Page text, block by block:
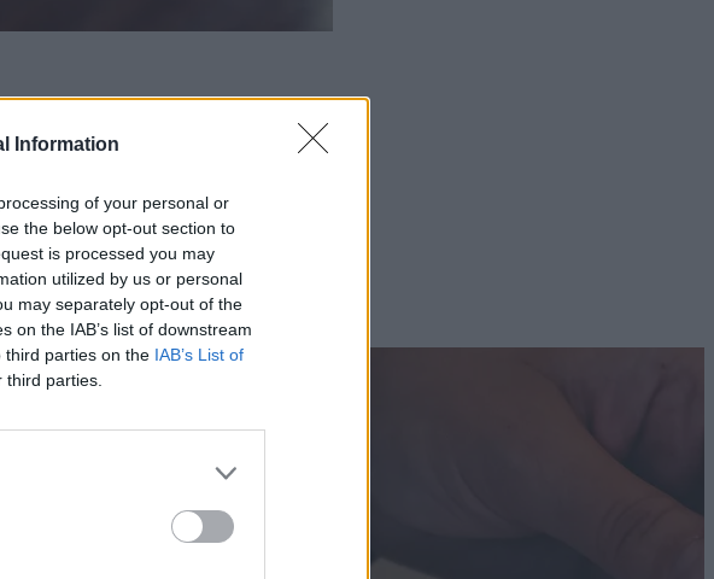
Information
of your personal or
the below opt-out section to
is processed you may
utilized by us or personal
may separately opt-out of the
on the IAB’s list of downstream
third parties on the IAB’s List of
parties.